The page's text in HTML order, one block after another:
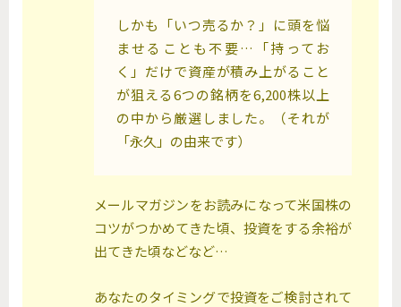
しかも「いつ売るか？」に頭を悩
ませることも不要…「持ってお
く」だけで資産が積み上がること
が狙える6つの銘柄を6,200株以上
の中から厳選しました。（それが
「永久」の由来です）
メールマガジンをお読みになって米国株の
コツがつかめてきた頃、投資をする余裕が
出てきた頃などなど…
あなたのタイミングで投資をご検討されて